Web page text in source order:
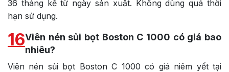
36 tháng kể từ ngày sản xuất. Không dùng quá thời
hạn sử dụng.
16Viên nén sủi bọt Boston C 1000 có giá bao
nhiêu?
Viên nén sủi bọt Boston C 1000 có giá niêm yết tại